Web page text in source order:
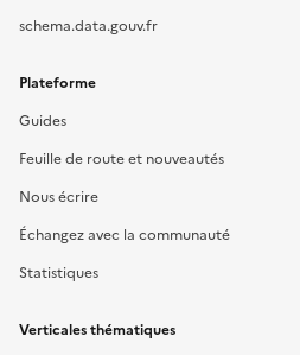
schema.data.gouv.fr
Plateforme
Guides
Feuille de route et nouveautés
Nous écrire
Échangez avec la communauté
Statistiques
Verticales thématiques